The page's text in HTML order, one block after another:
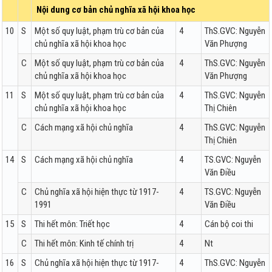
Nội dung cơ bản chủ nghĩa xã hội khoa học
10
S
Một số quy luật, phạm trù cơ bản của
chủ nghĩa xã hội khoa học
4
ThS.GVC: Nguyễn
Văn Phượng
C
Một số quy luật, phạm trù cơ bản của
chủ nghĩa xã hội khoa học
4
ThS.GVC: Nguyễn
Văn Phượng
11
S
Một số quy luật, phạm trù cơ bản của
chủ nghĩa xã hội khoa học
4
ThS.GVC: Nguyễn
Thị Chiên
C
Cách mạng xã hội chủ nghĩa 4
ThS.GVC: Nguyễn
Thị Chiên
14
S Cách mạng xã hội chủ nghĩa 4
TS.GVC: Nguyễn
Văn Điều
C
Chủ nghĩa xã hội hiện thực từ 1917-
1991
4
TS.GVC: Nguyễn
Văn Điều
15
S Thi hết môn: Triết học 4
Cán bộ coi thi
C
Thi hết môn: Kinh tế chính trị 4
Nt
16
S
Chủ nghĩa xã hội hiện thực từ 1917-
4
ThS.GVC: Nguyễn